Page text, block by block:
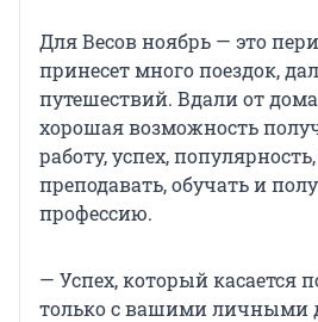
Для Весов ноябрь — это
принесет много поездок,
путешествий. Вдали от
хорошая возможность
работу, успех,
преподавать, обучать и
профессию.
— Успех, который касается
только с вашими личными